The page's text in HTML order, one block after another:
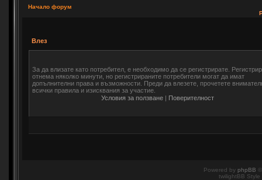
Начало форум
Влез
За да влизате като потребител, е необходимо да се регистрирате.
отнема няколко минути, но регистрираните потребители могат да имат
допълнителни права и възможности. Преди да влезете, прочетете
всички правила и изисквания за участие.
Условия за ползване | Поверителност
Powered by phpBB
twilightBB